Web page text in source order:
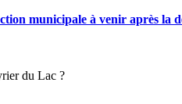
municipale à venir après la
du Lac ?